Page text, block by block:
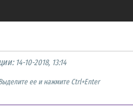
14-10-2018, 13:14
ее и нажмите Ctrl+Enter